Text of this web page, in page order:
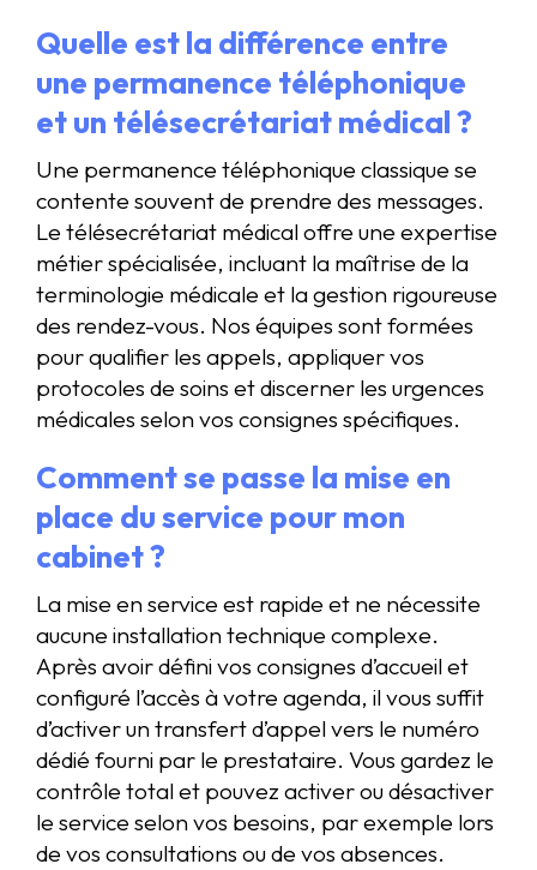
Quelle est la différence entre
une permanence téléphonique
et un télésecrétariat médical ?
Une permanence téléphonique classique se
contente souvent de prendre des messages.
Le télésecrétariat médical offre une expertise
métier spécialisée, incluant la maîtrise de la
terminologie médicale et la gestion rigoureuse
des rendez-vous. Nos équipes sont formées
pour qualifier les appels, appliquer vos
protocoles de soins et discerner les urgences
médicales selon vos consignes spécifiques.
Comment se passe la mise en
place du service pour mon
cabinet ?
La mise en service est rapide et ne nécessite
aucune installation technique complexe.
Après avoir défini vos consignes d’accueil et
configuré l’accès à votre agenda, il vous suffit
d’activer un transfert d’appel vers le numéro
dédié fourni par le prestataire. Vous gardez le
contrôle total et pouvez activer ou désactiver
le service selon vos besoins, par exemple lors
de vos consultations ou de vos absences.